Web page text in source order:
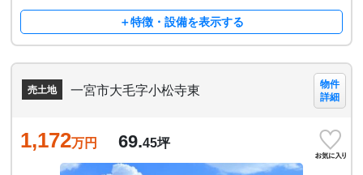
＋特徴・設備を表示する
売土地 一宮市大毛字小松寺東
物件
詳細
1,172万円 69.45坪